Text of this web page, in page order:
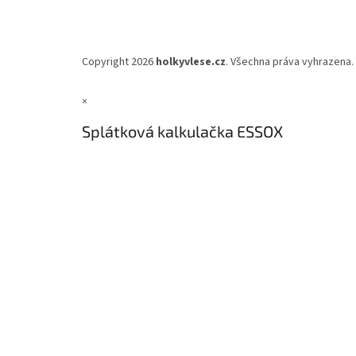
Copyright 2026 holkyvlese.cz. Všechna práva vyhrazena.
×
Splátková kalkulačka ESSOX